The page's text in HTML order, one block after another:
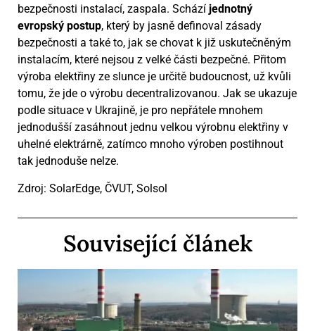
bezpečnosti instalací, zaspala. Schází jednotný
evropský postup, který by jasně definoval zásady
bezpečnosti a také to, jak se chovat k již uskutečněným
instalacím, které nejsou z velké části bezpečné. Přitom
výroba elektřiny ze slunce je určitě budoucnost, už kvůli
tomu, že jde o výrobu decentralizovanou. Jak se ukazuje
podle situace v Ukrajině, je pro nepřátele mnohem
jednodušší zasáhnout jednu velkou výrobnu elektřiny v
uhelné elektrárně, zatímco mnoho výroben postihnout
tak jednoduše nelze.
Zdroj: SolarEdge, ČVUT, Solsol
Související článek